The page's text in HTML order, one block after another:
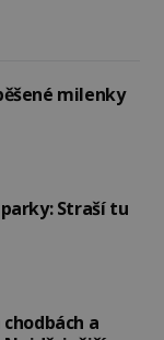
milenky
Straší tu
a